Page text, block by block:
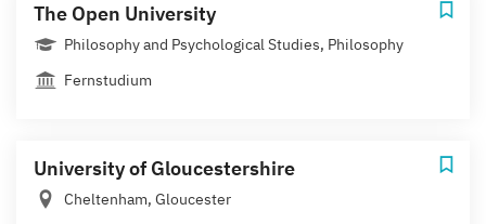
The Open University
Philosophy and Psychological Studies, Philosophy
Fernstudium
University of Gloucestershire
Cheltenham, Gloucester